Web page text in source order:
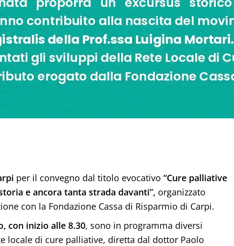
per il convegno dal titolo evocativo “Cure palliative
e ancora tanta strada davanti”, organizzato
con la Fondazione Cassa di Risparmio di Carpi.
con inizio alle 8.30, sono in programma diversi
locale di cure palliative, diretta dal dottor Paolo